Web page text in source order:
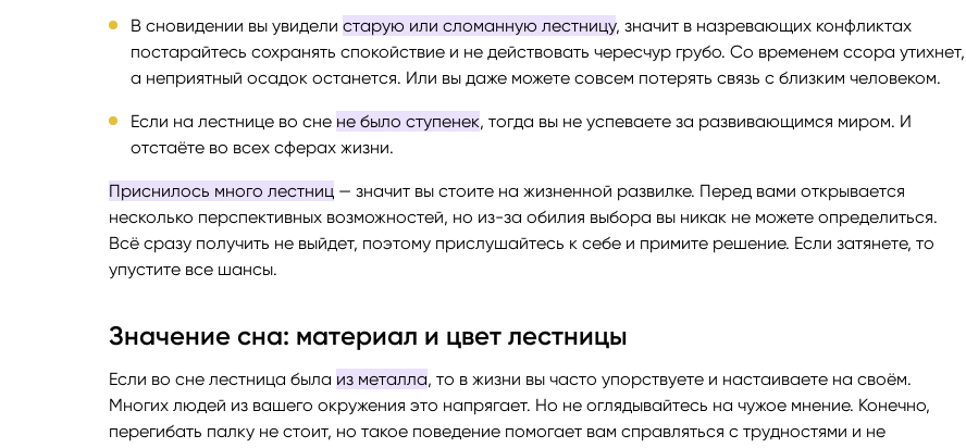
В сновидении вы увидели старую или сломанную лестницу, значит в назревающих конфликтах
постарайтесь сохранять спокойствие и не действовать чересчур грубо. Со временем ссора утихнет,
а неприятный осадок останется. Или вы даже можете совсем потерять связь с близким человеком.
Если на лестнице во сне не было ступенек, тогда вы не успеваете за развивающимся миром. И
отстаёте во всех сферах жизни.
Приснилось много лестниц — значит вы стоите на жизненной развилке. Перед вами открывается
несколько перспективных возможностей, но из-за обилия выбора вы никак не можете определиться.
Всё сразу получить не выйдет, поэтому прислушайтесь к себе и примите решение. Если затянете, то
упустите все шансы.
Значение сна: материал и цвет лестницы
Если во сне лестница была из металла, то в жизни вы часто упорствуете и настаиваете на своём.
Многих людей из вашего окружения это напрягает. Но не оглядывайтесь на чужое мнение. Конечно,
перегибать палку не стоит, но такое поведение помогает вам справляться с трудностями и не